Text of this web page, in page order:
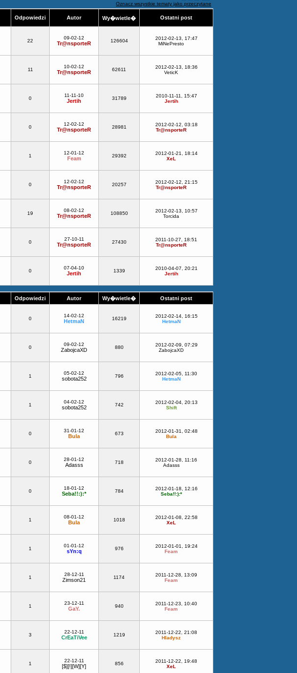
Oznacz wszystkie tematy jako przeczytane
Odpowiedzi Autor Wy�wietle� Ostatni post
22
09-02-12
Tr@nsporteR 126604
2012-02-13, 17:47
MiNePresto
11
10-02-12
Tr@nsporteR 62611
2012-02-13, 18:36
VeticK
0
11-11-10
Jertih 31789
2010-11-11, 15:47
Jertih
0
12-02-12
Tr@nsporteR 28981
2012-02-12, 03:18
Tr@nsporteR
1
12-01-12
Feam 29392
2012-01-21, 18:14
XeL
0
12-02-12
Tr@nsporteR 20257
2012-02-12, 21:15
Tr@nsporteR
19
08-02-12
Tr@nsporteR 108850
2012-02-13, 10:57
Torcida
0
27-10-11
Tr@nsporteR 27430
2011-10-27, 18:51
Tr@nsporteR
0
07-04-10
Jertih 1339
2010-04-07, 20:21
Jertih
Odpowiedzi Autor Wy�wietle� Ostatni post
0
14-02-12
HetmaN 16219
2012-02-14, 16:15
HetmaN
0
09-02-12
ZabojcaXD 880
2012-02-09, 07:29
ZabojcaXD
1
05-02-12
sobota252 796
2012-02-05, 11:30
HetmaN
1
04-02-12
sobota252 742
2012-02-04, 20:13
Shift
0
31-01-12
Bula 673
2012-01-31, 02:48
Bula
0
28-01-12
Adasss 718
2012-01-28, 11:16
Adasss
0
18-01-12
Seba!!:):* 784
2012-01-18, 12:16
Seba!!:):*
1
08-01-12
Bula 1018
2012-01-08, 22:58
XeL
1
01-01-12
sYn:q 976
2012-01-01, 19:24
Feam
1
28-12-11
Zimson21 1174
2011-12-28, 13:09
Feam
1
23-12-11
GaY. 940
2011-12-23, 10:40
Feam
3
22-12-11
CrEaTiVee 1219
2011-12-22, 21:08
Hladysz
1
22-12-11
[$][!][W][Y] 856
2011-12-22, 19:48
XeL